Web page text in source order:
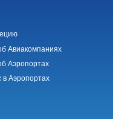
Авиакомпаниях
Аэропортах
в Аэропортах